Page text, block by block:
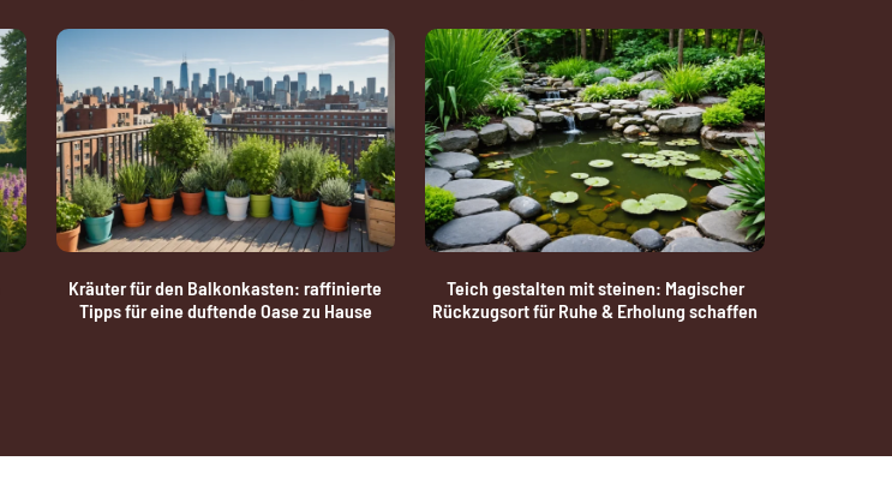
Kräuter für den Balkonkasten: raffinierte
Tipps für eine duftende Oase zu Hause
Teich gestalten mit steinen: Magischer
Rückzugsort für Ruhe & Erholung schaffen